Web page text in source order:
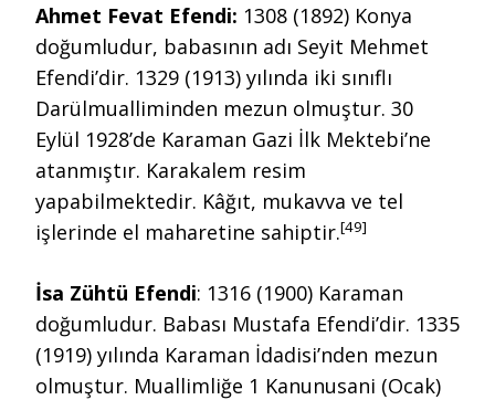
Ahmet Fevat Efendi: 1308 (1892) Konya
doğumludur, babasının adı Seyit Mehmet
Efendi’dir. 1329 (1913) yılında iki sınıflı
Darülmualliminden mezun olmuştur. 30
Eylül 1928’de Karaman Gazi İlk Mektebi’ne
atanmıştır. Karakalem resim
yapabilmektedir. Kâğıt, mukavva ve tel
işlerinde el maharetine sahiptir.[49]
İsa Zühtü Efendi: 1316 (1900) Karaman
doğumludur. Babası Mustafa Efendi’dir. 1335
(1919) yılında Karaman İdadisi’nden mezun
olmuştur. Muallimliğe 1 Kanunusani (Ocak)